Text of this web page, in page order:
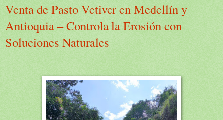
Venta de Pasto Vetiver en Medellín y
Antioquia – Controla la Erosión con
Soluciones Naturales